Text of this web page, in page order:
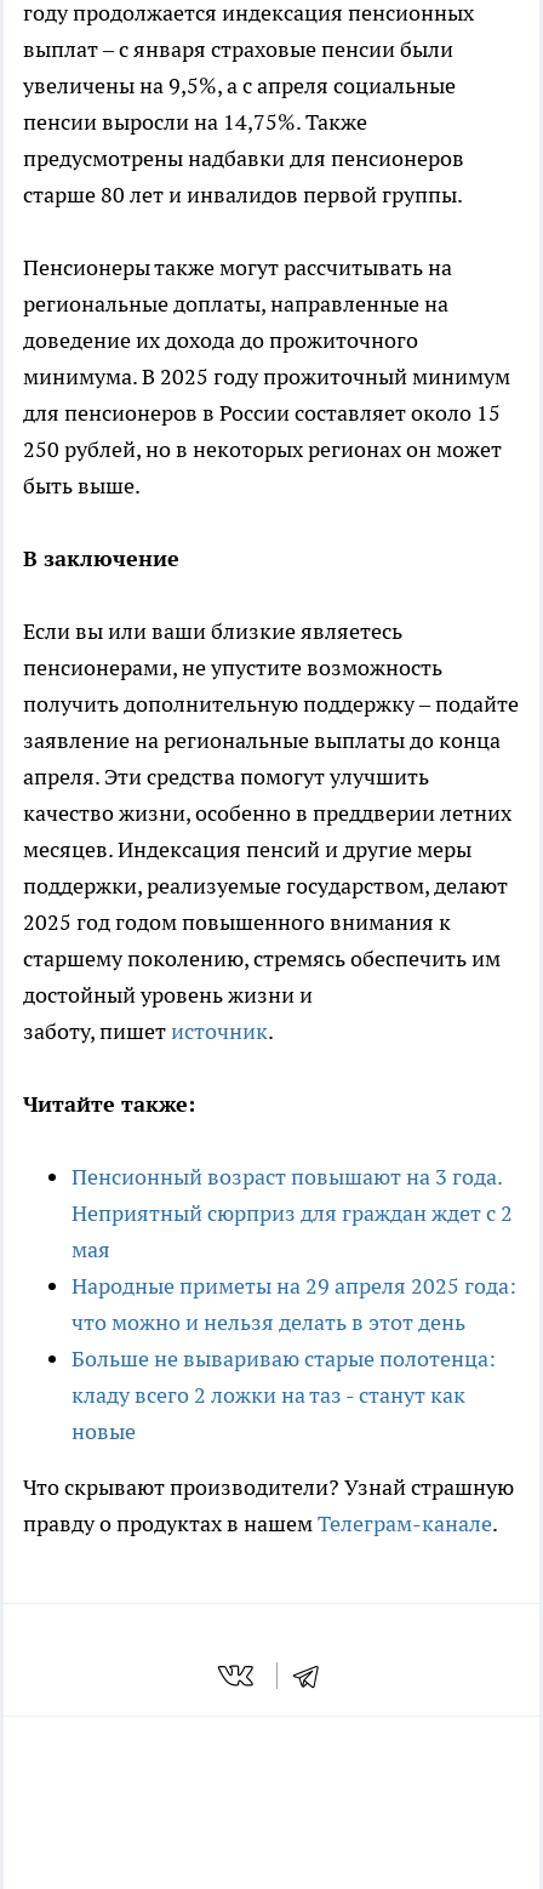
году продолжается индексация пенсионных
выплат – с января страховые пенсии были
увеличены на 9,5%, а с апреля социальные
пенсии выросли на 14,75%. Также
предусмотрены надбавки для пенсионеров
старше 80 лет и инвалидов первой группы.
Пенсионеры также могут рассчитывать на
региональные доплаты, направленные на
доведение их дохода до прожиточного
минимума. В 2025 году прожиточный минимум
для пенсионеров в России составляет около 15
250 рублей, но в некоторых регионах он может
быть выше.
В заключение
Если вы или ваши близкие являетесь
пенсионерами, не упустите возможность
получить дополнительную поддержку – подайте
заявление на региональные выплаты до конца
апреля. Эти средства помогут улучшить
качество жизни, особенно в преддверии летних
месяцев. Индексация пенсий и другие меры
поддержки, реализуемые государством, делают
2025 год годом повышенного внимания к
старшему поколению, стремясь обеспечить им
достойный уровень жизни и
заботу, пишетисточник.
Читайте также:
Пенсионный возраст повышают на 3 года.
Неприятный сюрприз для граждан ждет с 2
мая
Народные приметы на 29 апреля 2025 года:
что можно и нельзя делать в этот день
Больше не вывариваю старые полотенца:
кладу всего 2 ложки на таз - станут как
новые
Что скрывают производители? Узнай страшную
правду о продуктах в нашемТелеграм-канале.